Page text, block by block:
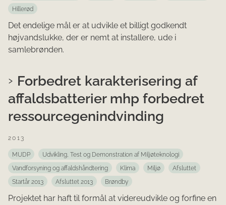
Hillerød
Det endelige mål er at udvikle et billigt godkendt
højvandslukke, der er nemt at installere, ude i
samlebrønden.
Forbedret karakterisering af
affaldsbatterier mhp forbedret
ressourcegenindvinding
2013
MUDP
Udvikling, Test og Demonstration af Miljøteknologi
Vandforsyning og affaldshåndtering
Klima Miljø
Afsluttet
Startår 2013
Afsluttet 2013 Brøndby
Projektet har haft til formål at videreudvikle og forfine en